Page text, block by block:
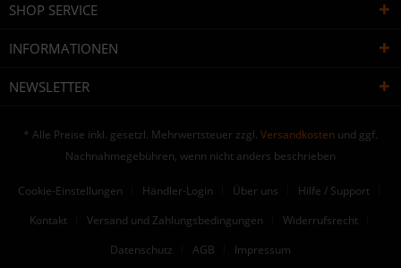
SHOP SERVICE
INFORMATIONEN
NEWSLETTER
* Alle Preise inkl. gesetzl. Mehrwertsteuer zzgl. Versandkosten und ggf.
Nachnahmegebühren, wenn nicht anders beschrieben
Cookie-Einstellungen Händler-Login Über uns
Hilfe / Support
Kontakt
Versand und Zahlungsbedingungen
Widerrufsrecht
Datenschutz
AGB Impressum